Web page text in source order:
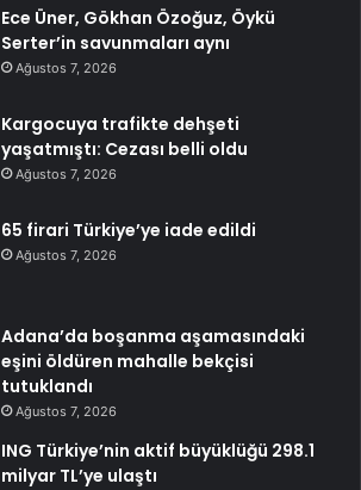
Ece Üner, Gökhan Özoğuz, Öykü
Serter’in savunmaları aynı
Ağustos 7, 2026
Kargocuya trafikte dehşeti
yaşatmıştı: Cezası belli oldu
Ağustos 7, 2026
65 firari Türkiye’ye iade edildi
Ağustos 7, 2026
Adana’da boşanma aşamasındaki
eşini öldüren mahalle bekçisi
tutuklandı
Ağustos 7, 2026
ING Türkiye’nin aktif büyüklüğü 298.1
milyar TL’ye ulaştı